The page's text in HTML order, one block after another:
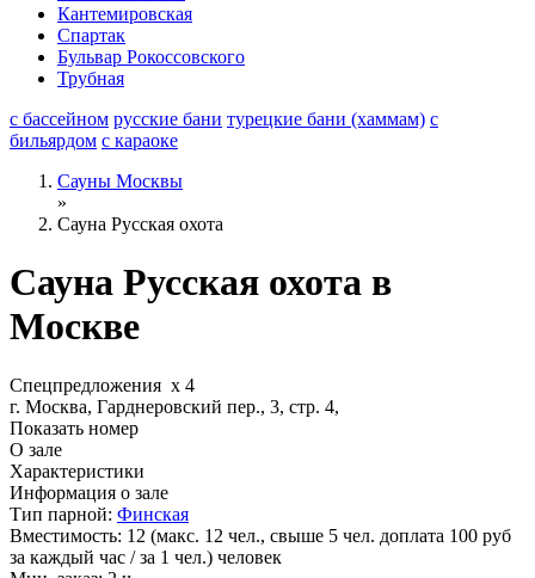
Кантемировская
Спартак
Бульвар Рокоссовского
Трубная
с бассейном русские бани турецкие бани (хаммам) с
бильярдом с караоке
Сауны Москвы
»
Сауна Русская охота
Сауна Русская охота в
Москве
Спецпредложения x 4
г. Москва, Гарднеровский пер., 3, стр. 4,
Показать номер
О зале
Характеристики
Информация о зале
Тип парной: Финская
Вместимость: 12 (макс. 12 чел., свыше 5 чел. доплата 100 руб
за каждый час / за 1 чел.) человек